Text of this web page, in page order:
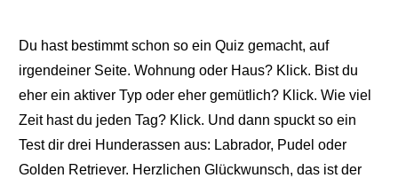
Du hast bestimmt schon so ein Quiz gemacht, auf
irgendeiner Seite. Wohnung oder Haus? Klick. Bist du
eher ein aktiver Typ oder eher gemütlich? Klick. Wie viel
Zeit hast du jeden Tag? Klick. Und dann spuckt so ein
Test dir drei Hunderassen aus: Labrador, Pudel oder
Golden Retriever. Herzlichen Glückwunsch, das ist der